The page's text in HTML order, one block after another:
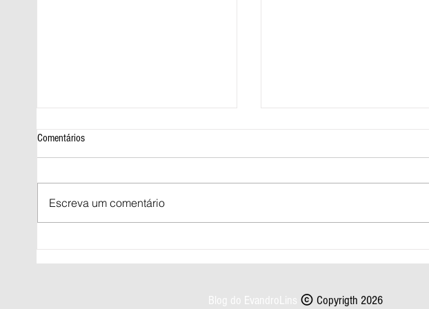
Comentários
Escreva um comentário
Blog do EvandroLinsCopyrigth 2026